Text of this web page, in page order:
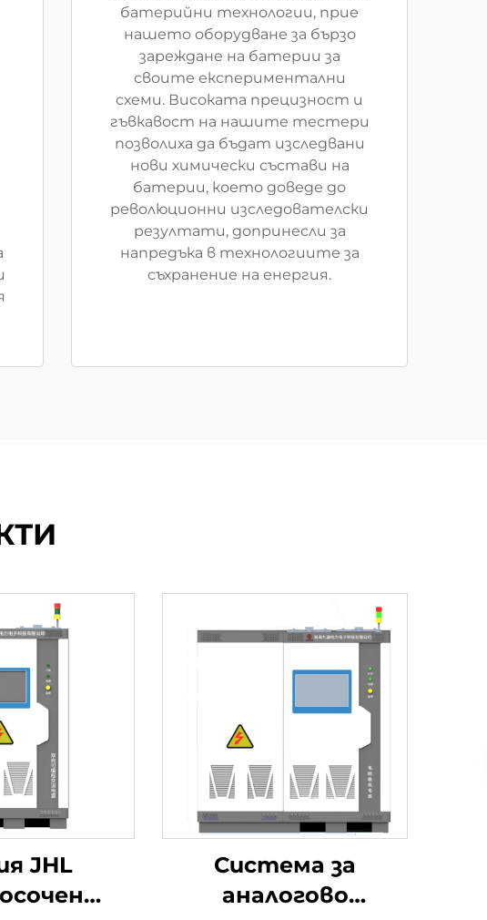
батерийни технологии, прие
нашето оборудване за бързо
зареждане на батерии за
своите експериментални
схеми. Високата прецизност и
гъвкавост на нашите тестери
позволиха да бъдат изследвани
нови химически състави на
батерии, което доведе до
революционни изследователски
резултати, допринесли за
напредъка в технологиите за
съхранение на енергия.
JHL
Система за
аналогово